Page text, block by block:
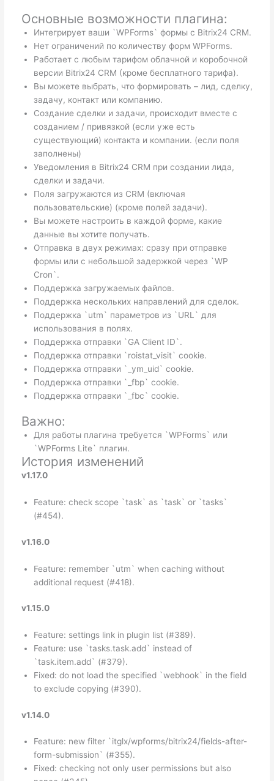
Основные возможности плагина:
Интегрирует ваши `WPForms` формы с Bitrix24 CRM.
Нет ограничений по количеству форм WPForms.
Работает с любым тарифом облачной и коробочной
версии Bitrix24 CRM (кроме бесплатного тарифа).
Вы можете выбрать, что формировать – лид, сделку,
задачу, контакт или компанию.
Создание сделки и задачи, происходит вместе с
созданием / привязкой (если уже есть
существующий) контакта и компании. (если поля
заполнены)
Уведомления в Bitrix24 CRM при создании лида,
сделки и задачи.
Поля загружаются из CRM (включая
пользовательские) (кроме полей задачи).
Вы можете настроить в каждой форме, какие
данные вы хотите получать.
Отправка в двух режимах: сразу при отправке
формы или с небольшой задержкой через `WP
Cron`.
Поддержка загружаемых файлов.
Поддержка нескольких направлений для сделок.
Поддержка `utm` параметров из `URL` для
использования в полях.
Поддержка отправки `GA Client ID`.
Поддержка отправки `roistat_visit` cookie.
Поддержка отправки `_ym_uid` cookie.
Поддержка отправки `_fbp` cookie.
Поддержка отправки `_fbc` cookie.
Важно:
Для работы плагина требуется `WPForms` или
`WPForms Lite` плагин.
История изменений
v1.17.0
Feature: check scope `task` as `task` or `tasks`
(#454).
v1.16.0
Feature: remember `utm` when caching without
additional request (#418).
v1.15.0
Feature: settings link in plugin list (#389).
Feature: use `tasks.task.add` instead of
`task.item.add` (#379).
Fixed: do not load the specified `webhook` in the field
to exclude copying (#390).
v1.14.0
Feature: new filter `itglx/wpforms/bitrix24/fields-after-
form-submission` (#355).
Fixed: checking not only user permissions but also